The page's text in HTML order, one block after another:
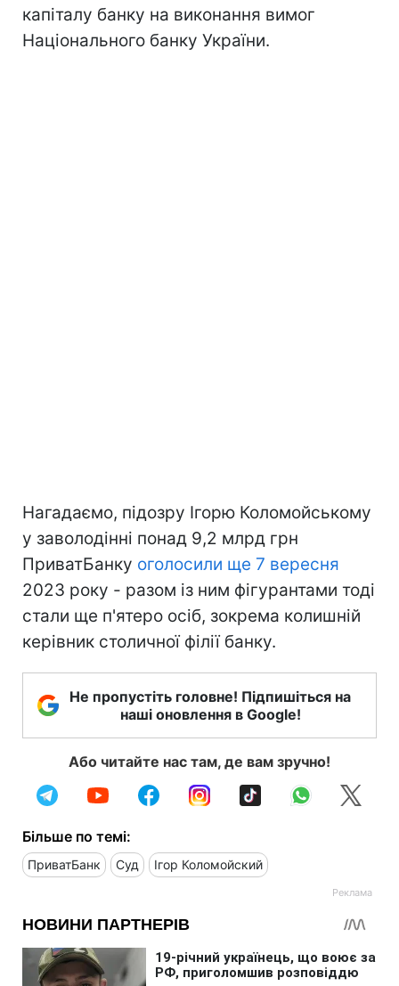
капіталу банку на виконання вимог
Національного банку України.
Нагадаємо, підозру Ігорю Коломойському
у заволодінні понад 9,2 млрд грн
ПриватБанку оголосили ще 7 вересня
2023 року - разом із ним фігурантами тоді
стали ще п'ятеро осіб, зокрема колишній
керівник столичної філії банку.
Не пропустіть головне! Підпишіться на
наші оновлення в Google!
Або читайте нас там, де вам зручно!
Більше по темі:
ПриватБанк Суд Ігор Коломойский